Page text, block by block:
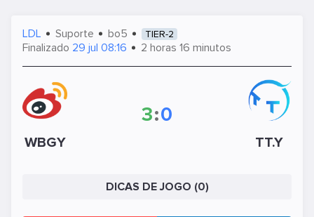
LDL Suporte bo5 TIER-2
Finalizado 29 jul 08:16 2 horas 16 minutos
WBGY
3:0
TT.Y
DICAS DE JOGO (0)